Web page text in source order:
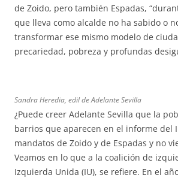
de Zoido, pero también Espadas,
que lleva como alcalde no ha sabido o
transformar ese mismo modelo de
precariedad, pobreza y profundas
Sandra Heredia, edil de Adelante Sevilla
¿Puede creer Adelante Sevilla que la
barrios que aparecen en el informe del
mandatos de Zoido y de Espadas y no
Veamos en lo que a la coalición de
Izquierda Unida (IU), se refiere. En el